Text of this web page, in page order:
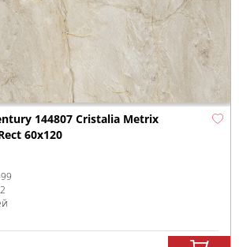
144807 Cristalia Metrix
60x120
2